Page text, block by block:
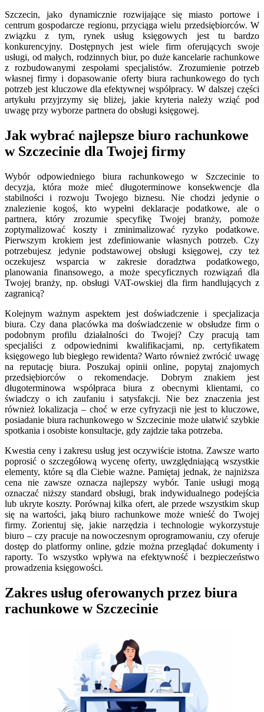
Szczecin, jako dynamicznie rozwijające się miasto portowe i
centrum gospodarcze regionu, przyciąga wielu przedsiębiorców. W
związku z tym, rynek usług księgowych jest tu bardzo
konkurencyjny. Dostępnych jest wiele firm oferujących swoje
usługi, od małych, rodzinnych biur, po duże kancelarie rachunkowe
z rozbudowanymi zespołami specjalistów. Zrozumienie potrzeb
własnej firmy i dopasowanie oferty biura rachunkowego do tych
potrzeb jest kluczowe dla efektywnej współpracy. W dalszej części
artykułu przyjrzymy się bliżej, jakie kryteria należy wziąć pod
uwagę przy wyborze partnera do obsługi księgowej.
Jak wybrać najlepsze biuro rachunkowe
w Szczecinie dla Twojej firmy
Wybór odpowiedniego biura rachunkowego w Szczecinie to
decyzja, która może mieć długoterminowe konsekwencje dla
stabilności i rozwoju Twojego biznesu. Nie chodzi jedynie o
znalezienie kogoś, kto wypełni deklaracje podatkowe, ale o
partnera, który zrozumie specyfikę Twojej branży, pomoże
zoptymalizować koszty i zminimalizować ryzyko podatkowe.
Pierwszym krokiem jest zdefiniowanie własnych potrzeb. Czy
potrzebujesz jedynie podstawowej obsługi księgowej, czy też
oczekujesz wsparcia w zakresie doradztwa podatkowego,
planowania finansowego, a może specyficznych rozwiązań dla
Twojej branży, np. obsługi VAT-owskiej dla firm handlujących z
zagranicą?
Kolejnym ważnym aspektem jest doświadczenie i specjalizacja
biura. Czy dana placówka ma doświadczenie w obsłudze firm o
podobnym profilu działalności do Twojej? Czy pracują tam
specjaliści z odpowiednimi kwalifikacjami, np. certyfikatem
księgowego lub biegłego rewidenta? Warto również zwrócić uwagę
na reputację biura. Poszukaj opinii online, popytaj znajomych
przedsiębiorców o rekomendacje. Dobrym znakiem jest
długoterminowa współpraca biura z obecnymi klientami, co
świadczy o ich zaufaniu i satysfakcji. Nie bez znaczenia jest
również lokalizacja – choć w erze cyfryzacji nie jest to kluczowe,
posiadanie biura rachunkowego w Szczecinie może ułatwić szybkie
spotkania i osobiste konsultacje, gdy zajdzie taka potrzeba.
Kwestia ceny i zakresu usług jest oczywiście istotna. Zawsze warto
poprosić o szczegółową wycenę oferty, uwzględniającą wszystkie
elementy, które są dla Ciebie ważne. Pamiętaj jednak, że najniższa
cena nie zawsze oznacza najlepszy wybór. Tanie usługi mogą
oznaczać niższy standard obsługi, brak indywidualnego podejścia
lub ukryte koszty. Porównaj kilka ofert, ale przede wszystkim skup
się na wartości, jaką biuro rachunkowe może wnieść do Twojej
firmy. Zorientuj się, jakie narzędzia i technologie wykorzystuje
biuro – czy pracuje na nowoczesnym oprogramowaniu, czy oferuje
dostęp do platformy online, gdzie można przeglądać dokumenty i
raporty. To wszystko wpływa na efektywność i bezpieczeństwo
prowadzenia księgowości.
Zakres usług oferowanych przez biura
rachunkowe w Szczecinie